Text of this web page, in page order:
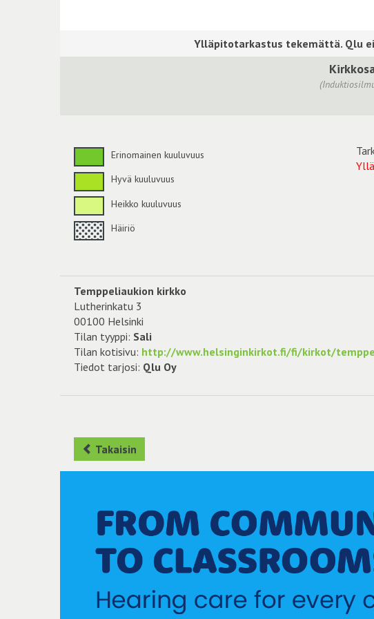
Erinomainen kuuluvuus
Hyvä kuuluvuus
Heikko kuuluvuus
Häiriö
Temppeliaukion kirkko
Lutherinkatu 3
00100 Helsinki
Tilan tyyppi: Sali
Tilan kotisivu: http://www.helsinginkirkot.fi/fi/kirkot/
Tiedot tarjosi: Qlu Oy
Takaisin